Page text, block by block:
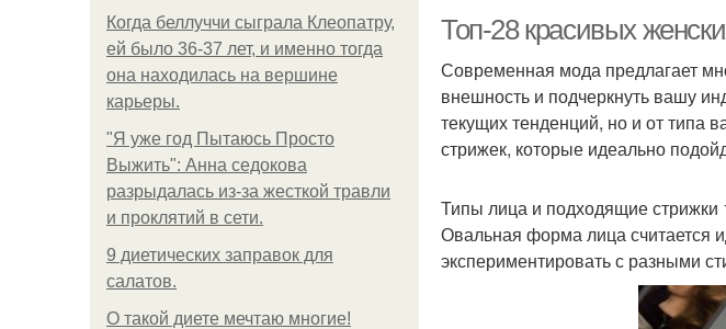
Когда беллуччи сыграла Клеопатру,
ей было 36-37 лет, и именно тогда
она находилась на вершине
карьеры.
"Я уже год Пытаюсь Просто
Выжить": Анна седокова
разрыдалась из-за жесткой травли
и проклятий в сети.
9 диетических заправок для
салатов.
О такой диете мечтаю многие!
руку
Укладки для длинных
прядей
Прически для тонких
волос
Топ-28 красивых
Современная мода предлагает
внешность и подчеркнуть вашу
текущих тенденций, но и от типа
стрижек, которые идеально
Типы лица и подходящие
Овальная форма лица считается
экспериментировать с разными